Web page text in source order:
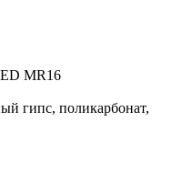
MR16
гипс, поликарбонат,